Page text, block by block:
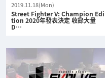
2019.11.18(Mon)
Street Fighter V: Champion Edi
tion 2020年發表決定 收錄大量
D…